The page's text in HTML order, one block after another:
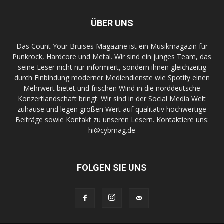
ÜBER UNS
Das Count Your Bruises Magazine ist ein Musikmagazin für
Punkrock, Hardcore und Metal. Wir sind ein junges Team, das
seine Leser nicht nur informiert, sondern ihnen gleichzeitig
durch Einbindung moderner Mediendienste wie Spotify einen
Mehrwert bietet und frischen Wind in die norddeutsche
Konzertlandschaft bringt. Wir sind in der Social Media Welt
zuhause und legen großen Wert auf qualitativ hochwertige
Beiträge sowie Kontakt zu unseren Lesern. Kontaktiere uns:
hi@cybmag.de
FOLGEN SIE UNS